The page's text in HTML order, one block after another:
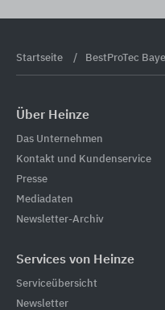
Startseite BestProTec
Über Heinze
Das Unternehmen
Kontakt und Kundenservice
Presse
Mediadaten
Newsletter-Archiv
Services von Heinze
Serviceübersicht
Newsletter